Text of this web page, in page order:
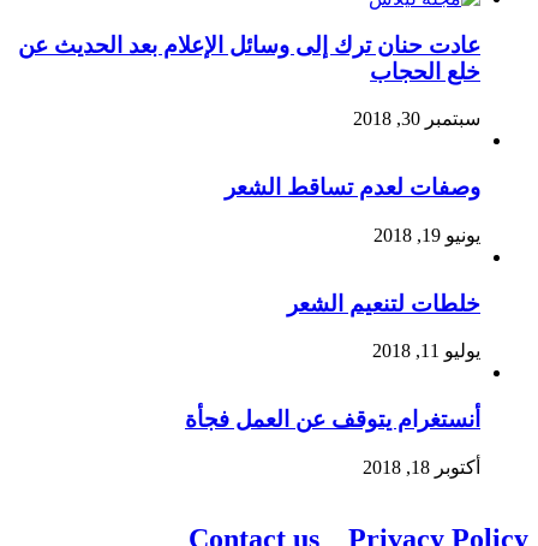
عادت حنان ترك إلى وسائل الإعلام بعد الحديث عن
خلع الحجاب
سبتمبر 30, 2018
وصفات لعدم تساقط الشعر
يونيو 19, 2018
خلطات لتنعيم الشعر
يوليو 11, 2018
أنستغرام يتوقف عن العمل فجأة
أكتوبر 18, 2018
Contact us Privacy Policy